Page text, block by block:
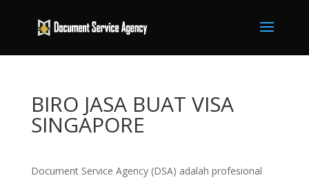
BIRO JASA BUAT VISA
SINGAPORE
Document Service Agency (DSA) adalah profesional